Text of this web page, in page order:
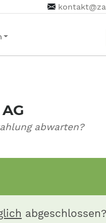
abwarten?
abgeschlossen?